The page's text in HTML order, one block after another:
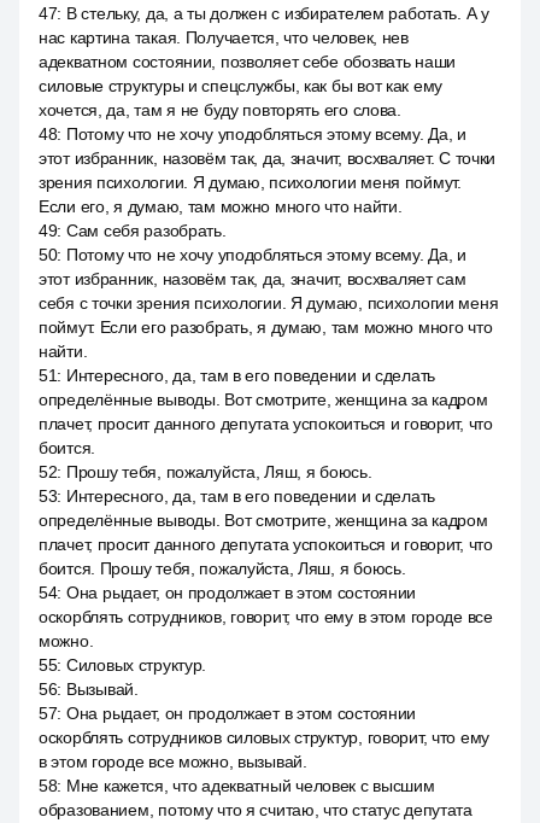
47: В стельку, да, а ты должен с избирателем работать. А у
нас картина такая. Получается, что человек, нев
адекватном состоянии, позволяет себе обозвать наши
силовые структуры и спецслужбы, как бы вот как ему
хочется, да, там я не буду повторять его слова.
48: Потому что не хочу уподобляться этому всему. Да, и
этот избранник, назовём так, да, значит, восхваляет. С точки
зрения психологии. Я думаю, психологии меня поймут.
Если его, я думаю, там можно много что найти.
49: Сам себя разобрать.
50: Потому что не хочу уподобляться этому всему. Да, и
этот избранник, назовём так, да, значит, восхваляет сам
себя с точки зрения психологии. Я думаю, психологии меня
поймут. Если его разобрать, я думаю, там можно много что
найти.
51: Интересного, да, там в его поведении и сделать
определённые выводы. Вот смотрите, женщина за кадром
плачет, просит данного депутата успокоиться и говорит, что
боится.
52: Прошу тебя, пожалуйста, Ляш, я боюсь.
53: Интересного, да, там в его поведении и сделать
определённые выводы. Вот смотрите, женщина за кадром
плачет, просит данного депутата успокоиться и говорит, что
боится. Прошу тебя, пожалуйста, Ляш, я боюсь.
54: Она рыдает, он продолжает в этом состоянии
оскорблять сотрудников, говорит, что ему в этом городе все
можно.
55: Силовых структур.
56: Вызывай.
57: Она рыдает, он продолжает в этом состоянии
оскорблять сотрудников силовых структур, говорит, что ему
в этом городе все можно, вызывай.
58: Мне кажется, что адекватный человек с высшим
образованием, потому что я считаю, что статус депутата